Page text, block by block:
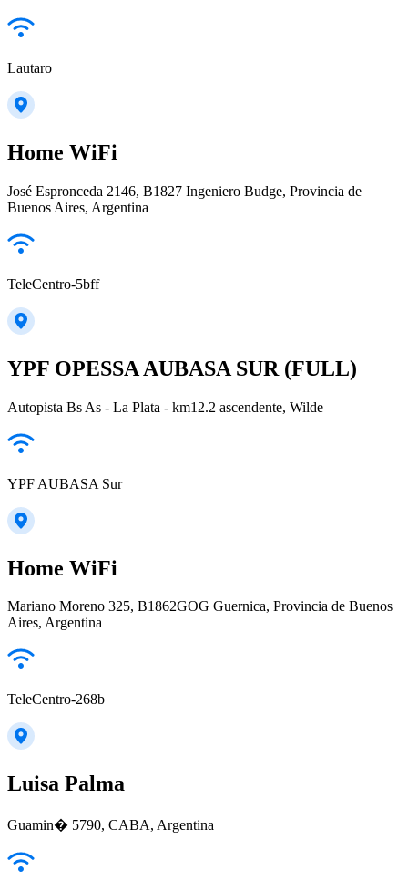
Lautaro
Home WiFi
José Espronceda 2146, B1827 Ingeniero Budge, Provincia de
Buenos Aires, Argentina
TeleCentro-5bff
YPF OPESSA AUBASA SUR (FULL)
Autopista Bs As - La Plata - km12.2 ascendente, Wilde
YPF AUBASA Sur
Home WiFi
Mariano Moreno 325, B1862GOG Guernica, Provincia de Buenos
Aires, Argentina
TeleCentro-268b
Luisa Palma
Guamin� 5790, CABA, Argentina